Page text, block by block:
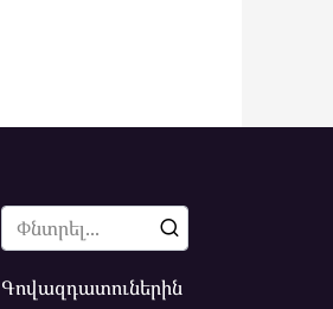
Search
for:
Գովազդատուներին